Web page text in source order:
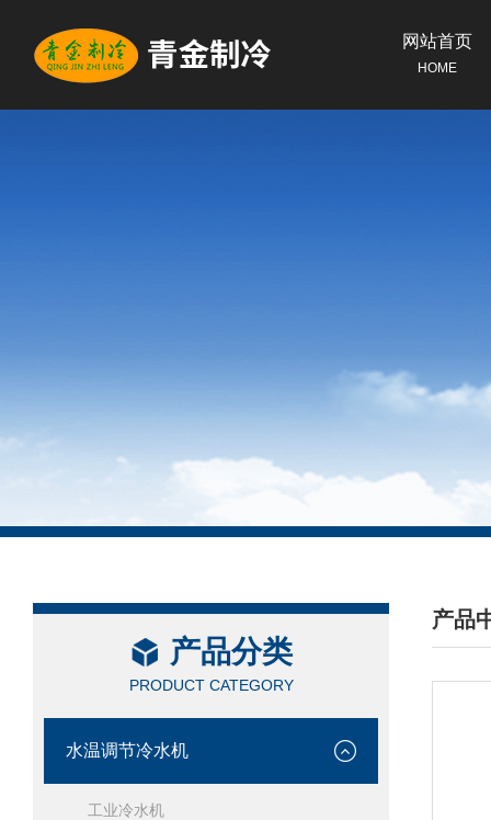
网站首页
HOME
产品分类
PRODUCT CATEGORY
水温调节冷水机
工业冷水机
产品
/